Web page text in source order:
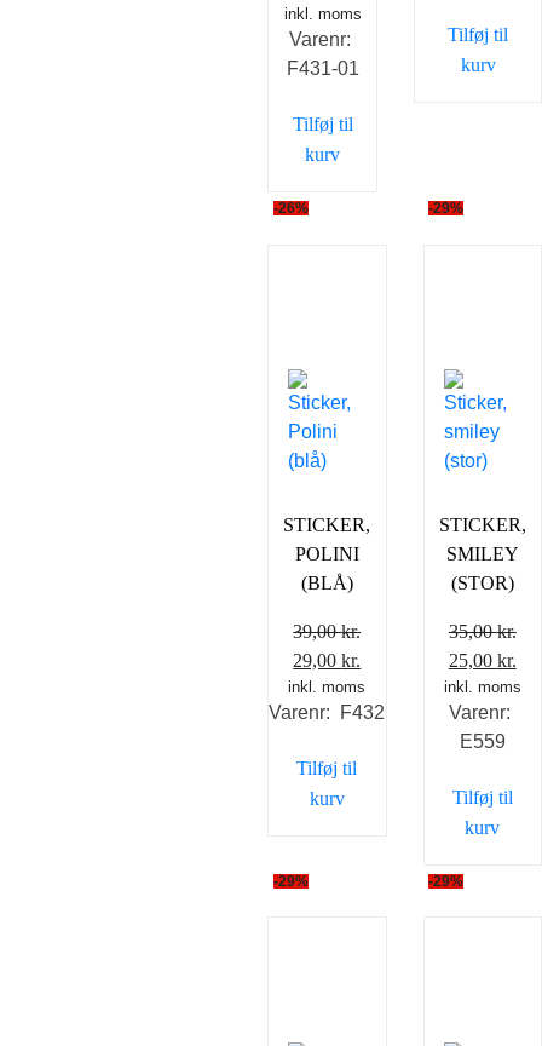
oprindelige
pris
var:
aktuelle
er:
inkl. moms
Varenr:
F431-01
Tilføj til
kurv
25,00 kr..
Tilføj til
kurv
-26%
STICKER,
POLINI
(BLÅ)
39,00kr.
Den
oprindelige
pris
39,00 kr..
29,00kr.
aktuelle
pris
inkl. moms
Varenr: F432
Tilføj til
kurv
-29%
STICKER,
SMILEY
(STOR)
35,00kr.
Den
pris
var:
25,00 kr.
inkl. moms
Varenr:
E559
Tilføj til
kurv
-29% -29%